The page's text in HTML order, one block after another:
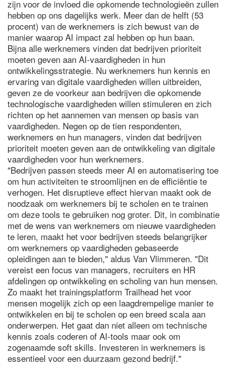
zijn voor de invloed die opkomende technologieën zullen
hebben op ons dagelijks werk. Meer dan de helft (53
procent) van de werknemers is zich bewust van de
manier waarop AI impact zal hebben op hun baan.
Bijna alle werknemers vinden dat bedrijven prioriteit
moeten geven aan AI-vaardigheden in hun
ontwikkelingsstrategie. Nu werknemers hun kennis en
ervaring van digitale vaardigheden willen uitbreiden,
geven ze de voorkeur aan bedrijven die opkomende
technologische vaardigheden willen stimuleren en zich
richten op het aannemen van mensen op basis van
vaardigheden. Negen op de tien respondenten,
werknemers en hun managers, vinden dat bedrijven
prioriteit moeten geven aan de ontwikkeling van digitale
vaardigheden voor hun werknemers.
"Bedrijven passen steeds meer AI en automatisering toe
om hun activiteiten te stroomlijnen en de efficiëntie te
verhogen. Het disruptieve effect hiervan maakt ook de
noodzaak om werknemers bij te scholen en te trainen
om deze tools te gebruiken nog groter. Dit, in combinatie
met de wens van werknemers om nieuwe vaardigheden
te leren, maakt het voor bedrijven steeds belangrijker
om werknemers op vaardigheden gebaseerde
opleidingen aan te bieden," aldus Van Vlimmeren. "Dit
vereist een focus van managers, recruiters en HR
afdelingen op ontwikkeling en scholing van hun mensen.
Zo maakt het trainingsplatform Trailhead het voor
mensen mogelijk zich op een laagdrempelige manier te
ontwikkelen en bij te scholen op een breed scala aan
onderwerpen. Het gaat dan niet alleen om technische
kennis zoals coderen of AI-tools maar ook om
zogenaamde soft skills. Investeren in werknemers is
essentieel voor een duurzaam gezond bedrijf."